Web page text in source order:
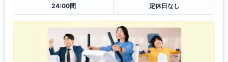
24:00間
定休日なし